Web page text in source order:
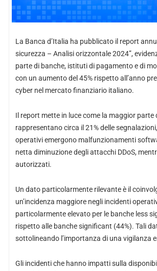
La Banca d’Italia ha pubblicato il report
sicurezza – Analisi orizzontale 2024”,
parte di banche, istituti di pagamento e di
con un aumento del 45% rispetto all’anno
cyber nel mercato finanziario italiano.
Il report mette in luce come la maggior
rappresentano circa il 21% delle
operativi emergono malfunzionamenti
netta diminuzione degli attacchi DDoS,
autorizzati.
Un dato particolarmente rilevante è il
un’incidenza maggiore negli incidenti
particolarmente elevato per le banche less
rispetto alle banche significant (44%). Tali
sottolineando l’importanza di una vigilanza
Gli incidenti che hanno impatti sulla